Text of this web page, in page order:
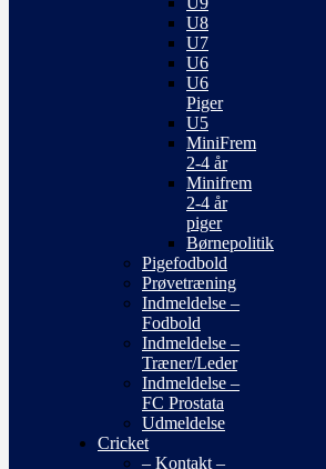
U8
U7
U6
U6
Piger
U5
MiniFrem
2-4 år
Minifrem
2-4 år
piger
Børnepolitik
Pigefodbold
Prøvetræning
Indmeldelse –
Fodbold
Indmeldelse –
Træner/Leder
Indmeldelse –
FC Prostata
Udmeldelse
Cricket
– Kontakt –